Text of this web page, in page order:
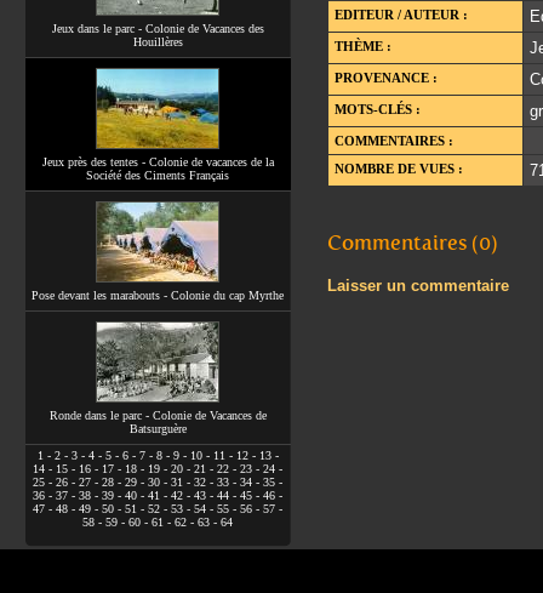
Jeux dans le parc - Colonie de Vacances des
Houillères
Jeux près des tentes - Colonie de vacances de la
Société des Ciments Français
Pose devant les marabouts - Colonie du cap Myrthe
Ronde dans le parc - Colonie de Vacances de
Batsurguère
1 - 2- 3- 4- 5- 6- 7- 8- 9- 10- 11 - 12- 13-
14 - 15 - 16 - 17 - 18 - 19 - 20 - 21 - 22 - 23 - 24 -
25 - 26 - 27 - 28 - 29 - 30 - 31 - 32 - 33 - 34 - 35 -
36 - 37 - 38 - 39 - 40 - 41 - 42 - 43 - 44 - 45 - 46 -
47 - 48 - 49 - 50 - 51 - 52 - 53 - 54 - 55 - 56 - 57 -
58 - 59 - 60 - 61 - 62 - 63 - 64
EDITEUR / AUTEUR :
THÈME :
PROVENANCE :
MOTS-CLÉS :
COMMENTAIRES :
NOMBRE DE VUES :
Commentaires (0)
Laisser un commentaire